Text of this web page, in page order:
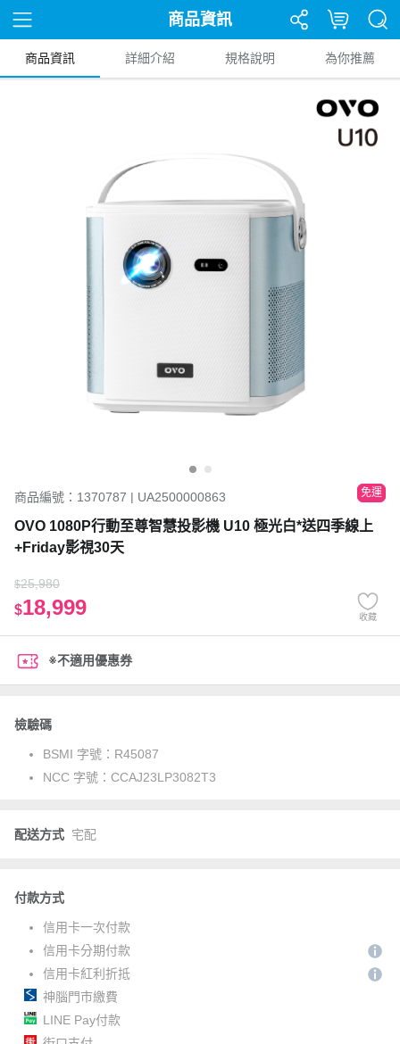
商品資訊
商品資訊 詳細介紹 規格說明 為你推薦
商品編號：1370787 | UA2500000863 免運
OVO 1080P行動至尊智慧投影機 U10 極光白*送四季線上
+Friday影視30天
$25,980
$18,999 收藏
※不適用優惠券
檢驗碼
BSMI 字號： R45087
NCC 字號： CCAJ23LP3082T3
配送方式 宅配
付款方式
信用卡一次付款
信用卡分期付款
信用卡紅利折抵
神腦門市繳費
LINE Pay付款